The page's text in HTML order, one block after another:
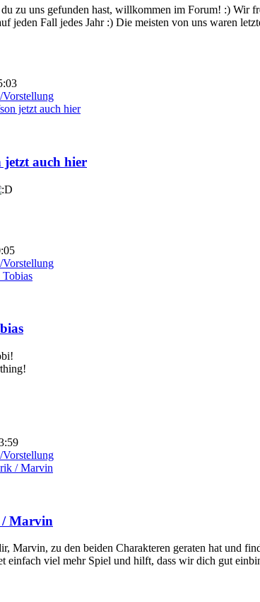
zu uns gefunden hast, willkommen im Forum! :) Wir
jeden Fall jedes Jahr :) Die meisten von uns waren
Vorstellung
jetzt auch hier
jetzt auch hier
Vorstellung
Vorstellung
/ Marvin
Marvin
Marvin, zu den beiden Charakteren geraten hat und
einfach viel mehr Spiel und hilft, dass wir dich gut